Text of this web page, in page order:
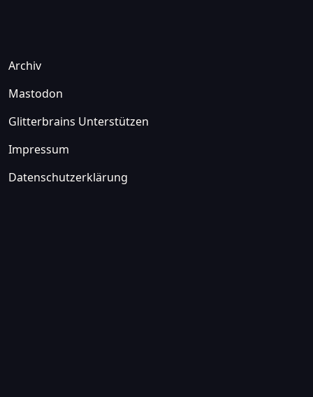
Archiv
Mastodon
Glitterbrains Unterstützen
Impressum
Datenschutzerklärung